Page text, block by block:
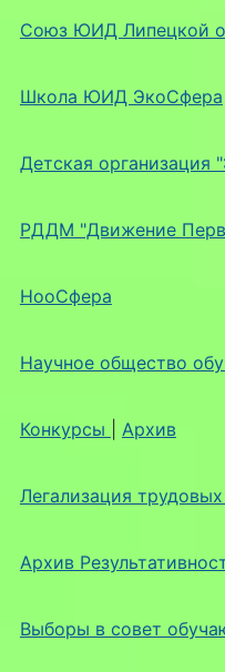
Союз ЮИД Липецкой
Школа ЮИД ЭкоСфера
Детская организация
РДДМ "Движение
НооСфера
Научное общество
Конкурсы Архив
Легализация
Архив
Выборы в совет